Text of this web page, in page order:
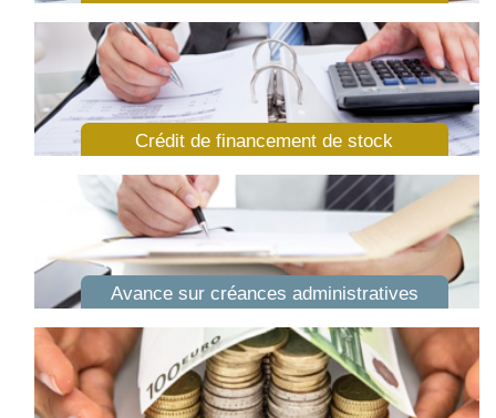
Crédit de financement de stock
Avance sur créances administratives